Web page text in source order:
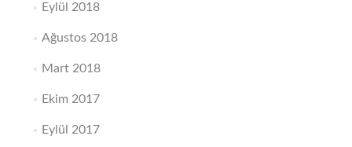
Eylül 2018
Ağustos 2018
Mart 2018
Ekim 2017
Eylül 2017